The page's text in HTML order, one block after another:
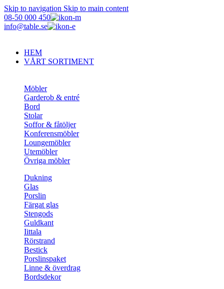
Skip to navigation Skip to main content
08-50 000 450
info@table.se
HEM
VÅRT SORTIMENT
Möbler
Garderob & entré
Bord
Stolar
Soffor & fåtöljer
Konferensmöbler
Loungemöbler
Utemöbler
Övriga möbler
Dukning
Glas
Porslin
Färgat glas
Stengods
Guldkant
Iittala
Rörstrand
Bestick
Porslinspaket
Linne & överdrag
Bordsdekor